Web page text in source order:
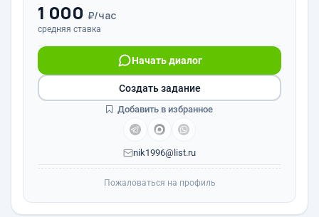
1 000 ₽/час
средняя ставка
Начать диалог
nik1996@list.ru
Создать задание
Добавить в избранное
Пожаловаться на профиль